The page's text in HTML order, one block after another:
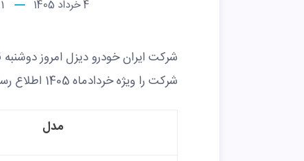
4 خرداد 1405 1
شرکت را ویژه خردادماه 1405 اطلاع رسانی کرد.
مدل